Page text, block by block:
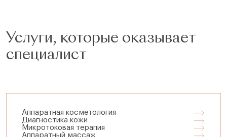
Услуги, которые оказывает
специалист
Аппаратная косметология
Диагностика кожи
Микротоковая терапия
Аппаратный массаж